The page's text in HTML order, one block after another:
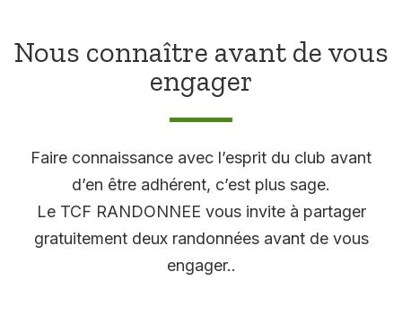
Nous connaître avant de vous
engager
Faire connaissance avec l’esprit du club avant
d’en être adhérent, c’est plus sage.
Le TCF RANDONNEE vous invite à partager
gratuitement deux randonnées avant de vous
engager..